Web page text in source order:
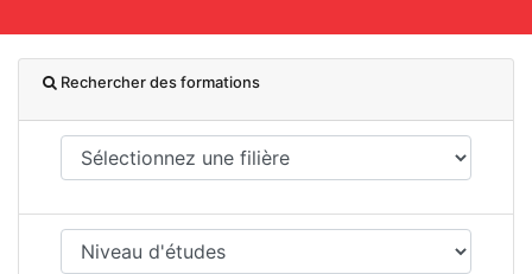
Rechercher des formations